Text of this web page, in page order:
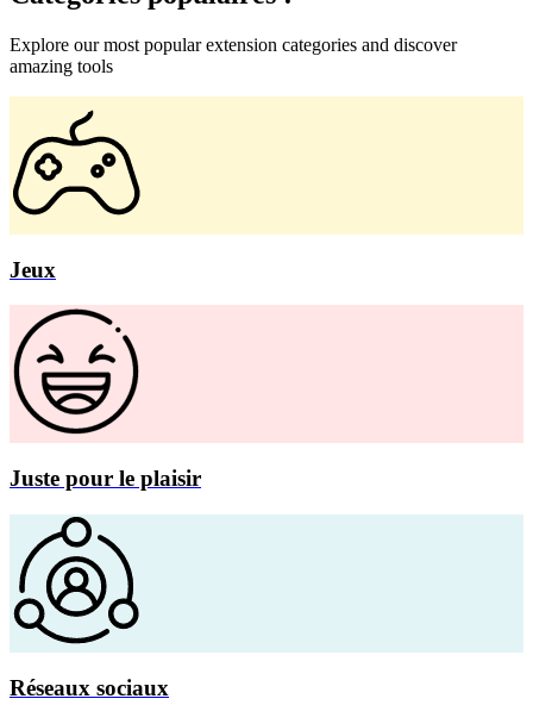
Explore our most popular extension categories and discover
amazing tools
Jeux
Juste pour le plaisir
Réseaux sociaux